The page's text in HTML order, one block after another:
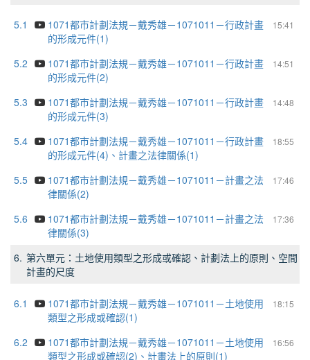
5.1 15:41
1071都市計劃法規－戴秀雄－1071011－行政計畫
的形成元件(1)
5.2
14:51
1071都市計劃法規－戴秀雄－1071011－行政計畫
的形成元件(2)
5.3
14:48
1071都市計劃法規－戴秀雄－1071011－行政計畫
的形成元件(3)
5.4
18:55
1071都市計劃法規－戴秀雄－1071011－行政計畫
的形成元件(4)、計畫之法律關係(1)
5.5
17:46
1071都市計劃法規－戴秀雄－1071011－計畫之法
律關係(2)
5.6
17:36
1071都市計劃法規－戴秀雄－1071011－計畫之法
律關係(3)
6. 第六單元：土地使用類型之形成或確認、計劃法上的原則、空間
計畫的尺度
6.1 18:15
1071都市計劃法規－戴秀雄－1071011－土地使用
類型之形成或確認(1)
6.2
16:56
1071都市計劃法規－戴秀雄－1071011－土地使用
類型之形成或確認(2)、計畫法上的原則(1)